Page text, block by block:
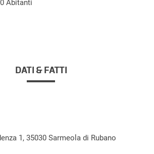
Abitanti
DATI & FATTI
1, 35030 Sarmeola di Rubano